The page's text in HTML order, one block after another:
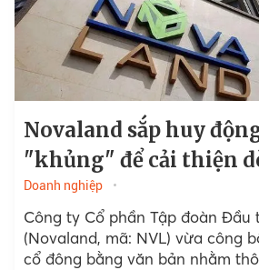
Novaland sắp huy
"khủng" để cải thiện
Doanh nghiệp
Công ty Cổ phần Tập đoàn Đầu
(Novaland, mã: NVL) vừa công
cổ đông bằng văn bản nhằm